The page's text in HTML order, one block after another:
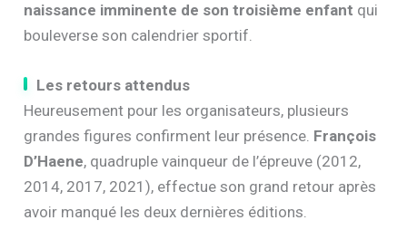
naissance imminente de son troisième enfant qui
bouleverse son calendrier sportif.
Les retours attendus
Heureusement pour les organisateurs, plusieurs
grandes figures confirment leur présence. François
D’Haene, quadruple vainqueur de l’épreuve (2012,
2014, 2017, 2021), effectue son grand retour après
avoir manqué les deux dernières éditions.